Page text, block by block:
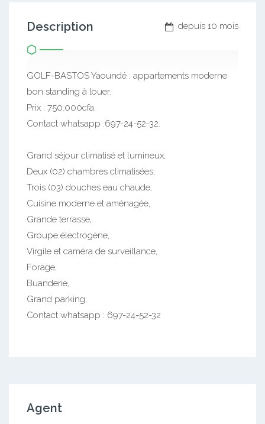
depuis 10 mois
Description
GOLF-BASTOS Yaoundé : appartements moderne
bon standing à louer.
Prix : 750.000cfa.
Contact whatsapp :697-24-52-32.
Grand séjour climatisé et lumineux,
Deux (02) chambres climatisées,
Trois (03) douches eau chaude,
Cuisine moderne et aménagée,
Grande terrasse,
Groupe électrogène,
Virgile et caméra de surveillance,
Forage,
Buanderie,
Grand parking,
Contact whatsapp : 697-24-52-32
Agent